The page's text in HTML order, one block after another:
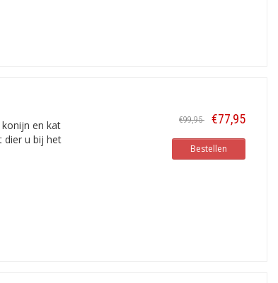
en kat
dier u bij het
€99,95 €77,95
Bestellen